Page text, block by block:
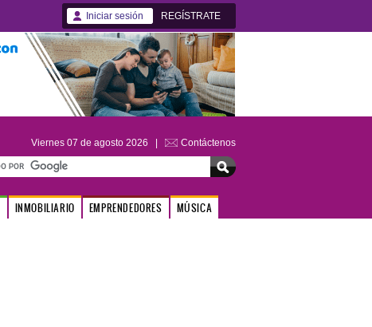
Iniciar sesión REGÍSTRATE
Viernes 07 de agosto 2026 | Contáctenos
INMOBILIARIO EMPRENDEDORES MÚSICA